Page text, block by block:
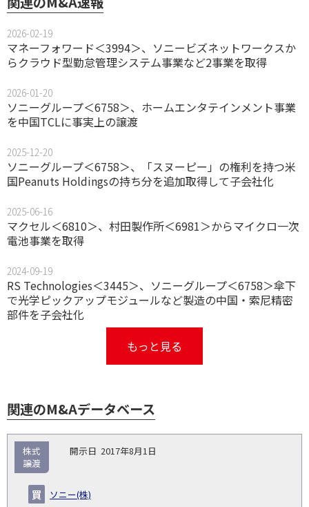
2026-02-19
マネーフォワード＜3994＞、ソニービズネットワークスか
らクラウド型勤怠管理システム事業など2事業を取得
2026-01-20
ソニーグループ＜6758＞、ホームエンタテインメント事業
を中国TCLに事実上の譲渡
2025-12-20
ソニーグループ＜6758＞、「スヌーピー」の権利を持つ米
国Peanuts Holdingsの持ち分を追加取得して子会社化
2025-06-16
マクセル＜6810＞、村田製作所＜6981＞からマイクロ一次
電池事業を取得
2024-09-19
RS Technologies＜3445＞、ソニーグループ＜6758＞傘下
で光学ピックアップモジュールなど製造の中国・索尼精密
部件を子会社化
もっと見る
関連のM&Aデータベース
示
い
2017年8月1日
ソニー(株)
株式
譲渡